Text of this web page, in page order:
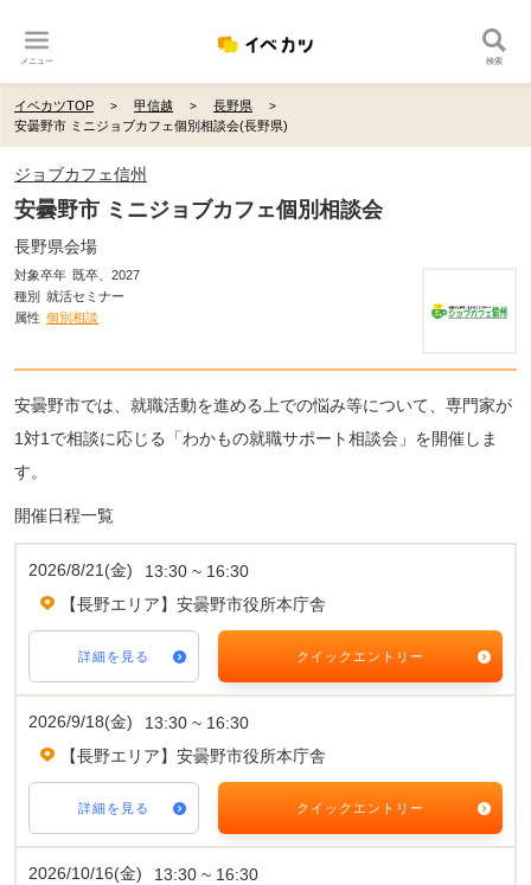
メニュー 検索
イベカツTOP 甲信越
長野県
安曇野市 ミニジョブカフェ個別相談会(長野県)
ジョブカフェ信州
安曇野市 ミニジョブカフェ個別相談会
長野県会場
対象卒年 既卒、2027
種別 就活セミナー
属性 個別相談
安曇野市では、就職活動を進める上での悩み等について、専門家が
1対1で相談に応じる「わかもの就職サポート相談会」を開催しま
す。
開催日程一覧
2026/8/21(金)
13:30 ~ 16:30
【長野エリア】安曇野市役所本庁舎
詳細を見る クイックエントリー
2026/9/18(金)
13:30 ~ 16:30
【長野エリア】安曇野市役所本庁舎
詳細を見る クイックエントリー
2026/10/16(金)
13:30 ~ 16:30